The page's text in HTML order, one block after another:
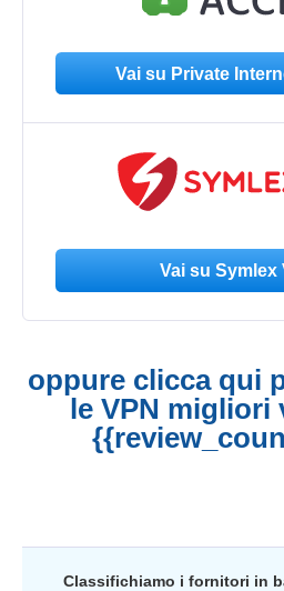
Vai su Private
Vai su Symlex
oppure clicca qui
le VPN migliori
Classifichiamo i fornitori in